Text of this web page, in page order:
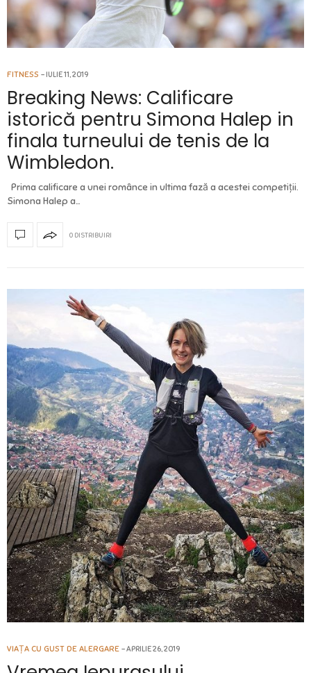
FITNESS IULIE 11, 2019
Breaking News: Calificare
istorică pentru Simona Halep in
finala turneului de tenis de la
Wimbledon.
Prima calificare a unei românce in ultima fază a acestei competiții.
Simona Halep a…
0 DISTRIBUIRI
VIAȚA CU GUST DE ALERGARE APRILIE 26, 2019